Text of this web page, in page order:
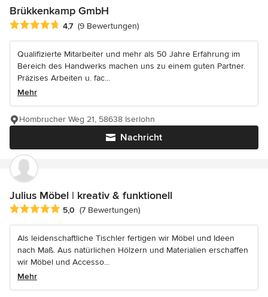
Brükkenkamp GmbH
Durchschnittliche Bewertung: 4.7 von 5 Sternen
4,7 (9 Bewertungen)
Qualifizierte Mitarbeiter und mehr als 50 Jahre Erfahrung im
Bereich des Handwerks machen uns zu einem guten Partner.
Präzises Arbeiten u. fac...
Mehr
Nachricht
Hombrucher Weg 21, 58638 Iserlohn
Julius Möbel | kreativ & funktionell
Durchschnittliche Bewertung: 5 von 5 Sternen
5,0 (7 Bewertungen)
Als leidenschaftliche Tischler fertigen wir Möbel und Ideen
nach Maß. Aus natürlichen Hölzern und Materialien erschaffen
wir Möbel und Accesso...
Mehr